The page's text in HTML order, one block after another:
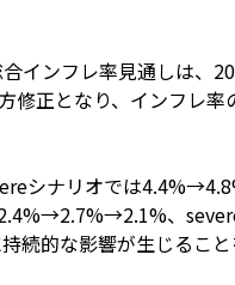
インフレ率見通しは、
正となり、インフレ
シナリオでは
、
続的な影響が生じること